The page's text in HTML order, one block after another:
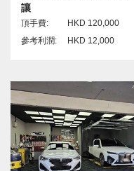
讓
頂手費:
HKD 120,000
參考利潤:
HKD 12,000